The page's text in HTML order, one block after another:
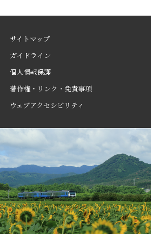
サイトマップ
ガイドライン
個人情報保護
著作権・リンク・免責事項
ウェブアクセシビリティ